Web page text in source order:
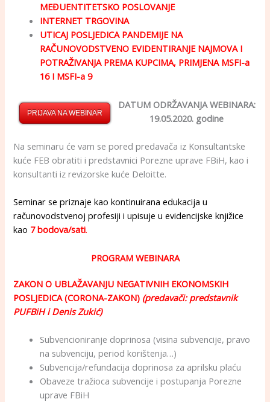
MEĐUENTITETSKO POSLOVANJE
INTERNET TRGOVINA
UTICAJ POSLJEDICA PANDEMIJE NA
RAČUNOVODSTVENO EVIDENTIRANJE NAJMOVA I
POTRAŽIVANJA PREMA KUPCIMA, PRIMJENA MSFI-a
16 I MSFI-a 9
PRIJAVA NA WEBINAR
DATUM ODRŽAVANJA WEBINARA:
19.05.2020. godine
Na seminaru će vam se pored predavača iz Konsultantske
kuće FEB obratiti i predstavnici Porezne uprave FBiH, kao i
konsultanti iz revizorske kuće Deloitte.
Seminar se priznaje kao kontinuirana edukacija u
računovodstvenoj profesiji i upisuje u evidencijske knjižice
kao 7 bodova/sati.
PROGRAM WEBINARA
ZAKON O UBLAŽAVANJU NEGATIVNIH EKONOMSKIH
POSLJEDICA (CORONA-ZAKON) (predavači: predstavnik
PUFBiH i Denis Zukić)
Subvencioniranje doprinosa (visina subvencije, pravo
na subvenciju, period korištenja…)
Subvencija/refundacija doprinosa za aprilsku plaću
Obaveze tražioca subvencije i postupanja Porezne
uprave FBiH